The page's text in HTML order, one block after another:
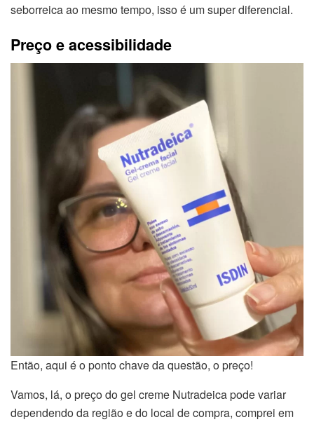
seborreica ao mesmo tempo, isso é um super diferencial.
Preço e acessibilidade
Então, aqui é o ponto chave da questão, o preço!
Vamos, lá, o preço do gel creme Nutradeica pode variar
dependendo da região e do local de compra, comprei em